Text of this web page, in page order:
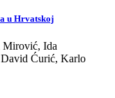
u Hrvatskoj
Mirović, Ida
Ćurić, Karlo